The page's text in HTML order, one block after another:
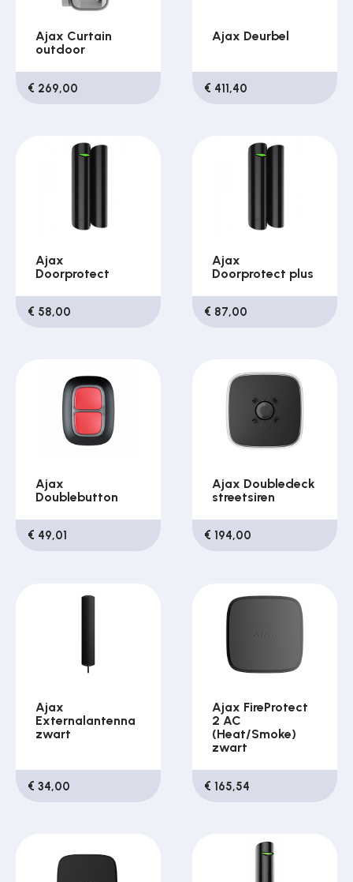
Ajax Curtain
outdoor
€ 269,00
Ajax Deurbel
€ 411,40
Ajax
Doorprotect
€ 58,00
Ajax
Doorprotect plus
€ 87,00
Ajax
Doublebutton
€ 49,01
Ajax Doubledeck
streetsiren
€ 194,00
Ajax
Externalantenna
zwart
€ 34,00
Ajax FireProtect
2 AC
(Heat/Smoke)
zwart
€ 165,54